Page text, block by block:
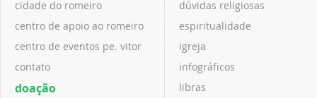
cidade do romeiro
centro de apoio ao romeiro
centro de eventos pe. vitor
contato
doação
dúvidas religiosas
espiritualidade
igreja
infográficos
libras